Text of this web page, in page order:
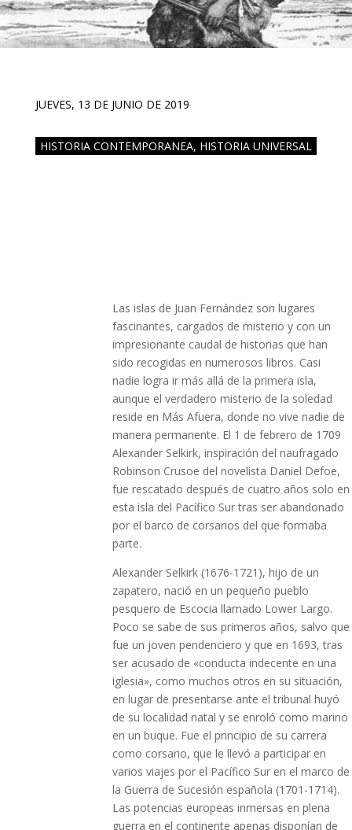
JUEVES, 13 DE JUNIO DE 2019
HISTORIA CONTEMPORANEA, HISTORIA UNIVERSAL
Las islas de Juan Fernández son lugares
fascinantes, cargados de misterio y con un
impresionante caudal de historias que han
sido recogidas en numerosos libros. Casi
nadie logra ir más allá de la primera isla,
aunque el verdadero misterio de la soledad
reside en Más Afuera, donde no vive nadie de
manera permanente. El 1 de febrero de 1709
Alexander Selkirk, inspiración del naufragado
Robinson Crusoe del novelista Daniel Defoe,
fue rescatado después de cuatro años solo en
esta isla del Pacífico Sur tras ser abandonado
por el barco de corsarios del que formaba
parte.
Alexander Selkirk (1676-1721), hijo de un
zapatero, nació en un pequeño pueblo
pesquero de Escocia llamado Lower Largo.
Poco se sabe de sus primeros años, salvo que
fue un joven pendenciero y que en 1693, tras
ser acusado de «conducta indecente en una
iglesia», como muchos otros en su situación,
en lugar de presentarse ante el tribunal huyó
de su localidad natal y se enroló como marino
en un buque. Fue el principio de su carrera
como corsario, que le llevó a participar en
varios viajes por el Pacífico Sur en el marco de
la Guerra de Sucesión española (1701-1714).
Las potencias europeas inmersas en plena
guerra en el continente apenas disponían de